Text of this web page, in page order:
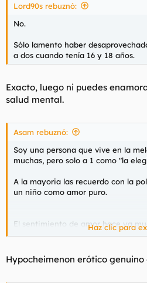
Lord90s rebuznó:
No.
Sólo lamento haber
a dos cuando tenía 16 y 18 años.
Exacto, luego ni puedes
salud mental.
Asam rebuznó:
Soy una persona que vive en la
muchas, pero solo a 1 como "la
A la mayoria las recuerdo con la
un niño como amor puro.
El sentimiento de amor hace ya
hacia nadie.
Lo acepto medio bien, viendo la
Haz clic para
Hypocheimenon erótico